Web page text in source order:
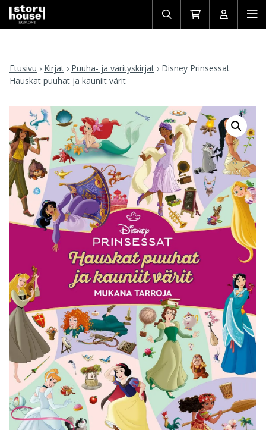
Avaa/sulje
haku
Siirry
ostoskoriin
Avaa/
Etusivu › Kirjat › Puuha- ja värityskirjat › Disney Prinsessat
Hauskat puuhat ja kauniit värit